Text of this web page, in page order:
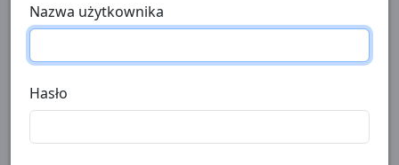
Nazwa użytkownika
Hasło